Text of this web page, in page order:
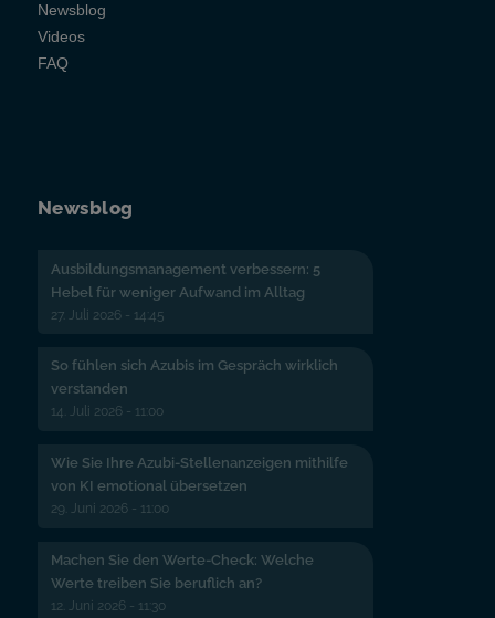
Newsblog
Videos
FAQ
Newsblog
Ausbildungsmanagement verbessern: 5
Hebel für weniger Aufwand im Alltag
27. Juli 2026 - 14:45
So fühlen sich Azubis im Gespräch wirklich
verstanden
14. Juli 2026 - 11:00
Wie Sie Ihre Azubi-Stellenanzeigen mithilfe
von KI emotional übersetzen
29. Juni 2026 - 11:00
Machen Sie den Werte-Check: Welche
Werte treiben Sie beruflich an?
12. Juni 2026 - 11:30